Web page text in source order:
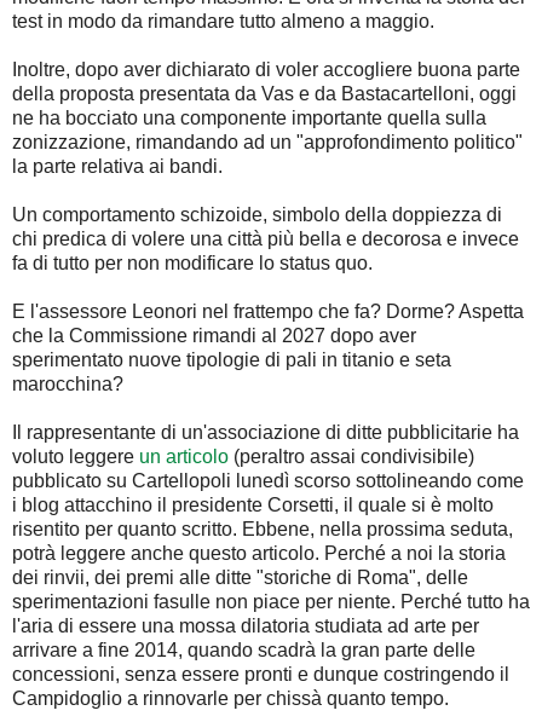
test in modo da rimandare tutto almeno a maggio.
Inoltre, dopo aver dichiarato di voler accogliere buona parte
della proposta presentata da Vas e da Bastacartelloni, oggi
ne ha bocciato una componente importante quella sulla
zonizzazione, rimandando ad un "approfondimento politico"
la parte relativa ai bandi.
Un comportamento schizoide, simbolo della doppiezza di
chi predica di volere una città più bella e decorosa e invece
fa di tutto per non modificare lo status quo.
E l'assessore Leonori nel frattempo che fa? Dorme? Aspetta
che la Commissione rimandi al 2027 dopo aver
sperimentato nuove tipologie di pali in titanio e seta
marocchina?
Il rappresentante di un'associazione di ditte pubblicitarie ha
voluto leggere un articolo (peraltro assai condivisibile)
pubblicato su Cartellopoli lunedì scorso sottolineando come
i blog attacchino il presidente Corsetti, il quale si è molto
risentito per quanto scritto. Ebbene, nella prossima seduta,
potrà leggere anche questo articolo. Perché a noi la storia
dei rinvii, dei premi alle ditte "storiche di Roma", delle
sperimentazioni fasulle non piace per niente. Perché tutto ha
l'aria di essere una mossa dilatoria studiata ad arte per
arrivare a fine 2014, quando scadrà la gran parte delle
concessioni, senza essere pronti e dunque costringendo il
Campidoglio a rinnovarle per chissà quanto tempo.